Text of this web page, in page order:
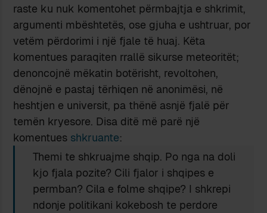
raste ku nuk komentohet përmbajtja e shkrimit,
argumenti mbështetës, ose gjuha e ushtruar, por
vetëm përdorimi i një fjale të huaj. Këta
komentues paraqiten rrallë sikurse meteoritët;
denoncojnë mëkatin botërisht, revoltohen,
dënojnë e pastaj tërhiqen në anonimësi, në
heshtjen e universit, pa thënë asnjë fjalë për
temën kryesore. Disa ditë më parë një
komentues shkruante:
Themi te shkruajme shqip. Po nga na doli
kjo fjala pozite? Cili fjalor i shqipes e
permban? Cila e folme shqipe? I shkrepi
ndonje politikani kokebosh te perdore